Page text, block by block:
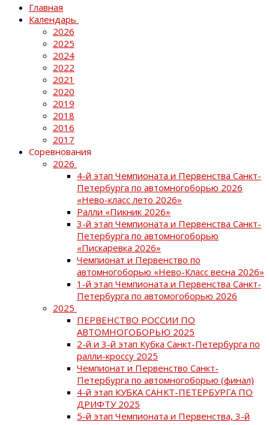
Главная
Календарь
2026
2025
2024
2022
2021
2020
2019
2018
2016
2017
Соревнования
2026
4-й этап Чемпионата и Первенства Санкт-
Петербурга по автомногоборью 2026
«Нево-класс лето 2026»
Ралли «Пикник 2026»
3-й этап Чемпионата и Первенства Санкт-
Петербурга по автомногоборью
«Пискаревка 2026»
Чемпионат и Первенство по
автомногоборью «Нево-Класс весна 2026»
1-й этап Чемпионата и Первенства Санкт-
Петербурга по автомогоборью 2026
2025
ПЕРВЕНСТВО РОССИИ ПО
АВТОМНОГОБОРЬЮ 2025
2-й и 3-й этап Кубка Санкт-Петербурга по
ралли-кроссу 2025
Чемпионат и Первенство Санкт-
Петербурга по автомногоборью (финал)
4-й этап КУБКА САНКТ-ПЕТЕРБУРГА ПО
ДРИФТУ 2025
5-й этап Чемпионата и Первенства, 3-й